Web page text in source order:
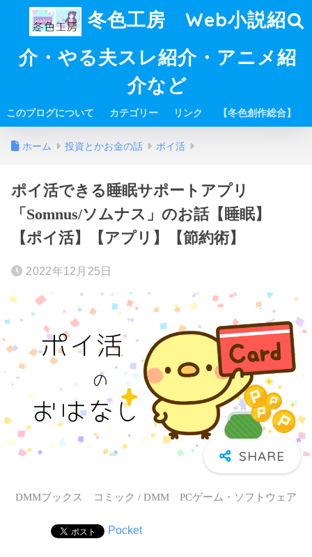
冬色工房 Web小説紹
介・やる夫スレ紹介・アニメ紹
介など
このブログについて カテゴリー リンク 【冬色創作総合】
ホーム 投資とかお金の話 ポイ活
ポイ活できる睡眠サポートアプリ
「Somnus/ソムナス」のお話【睡眠】
【ポイ活】【アプリ】【節約術】
2022年12月25日
DMMブックス コミック / DMM PCゲーム・ソフトウェア
Pocket